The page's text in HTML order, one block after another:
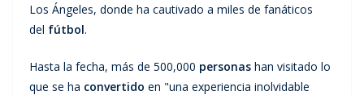
Los Ángeles, donde ha cautivado a miles de fanáticos
del fútbol.
Hasta la fecha, más de 500,000 personas han visitado lo
que se ha convertido en "una experiencia inolvidable